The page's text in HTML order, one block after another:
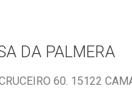
DA PALMERA
60. 15122